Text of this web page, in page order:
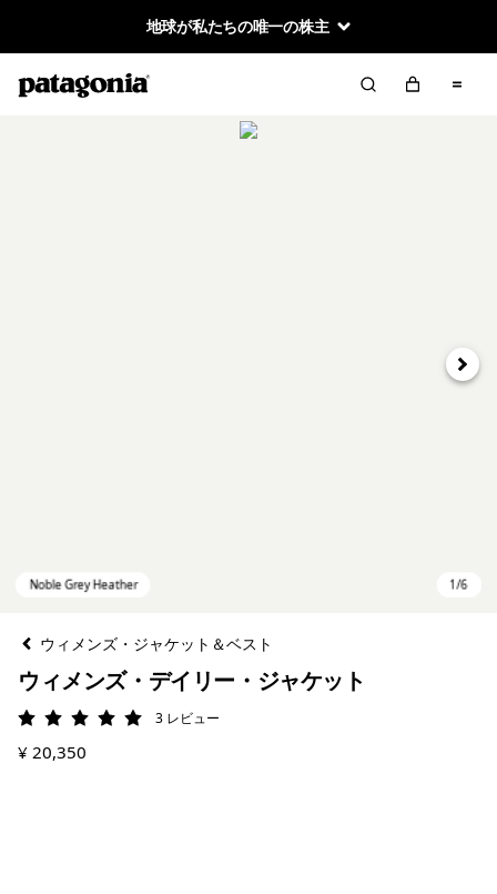
地球が私たちの唯一の株主
次へ
ウィメンズ・ジャケット＆ベスト
ウィメンズ・デイリー・ジャケット
評価: 5 / 5 3 レビュー
¥ 20,350